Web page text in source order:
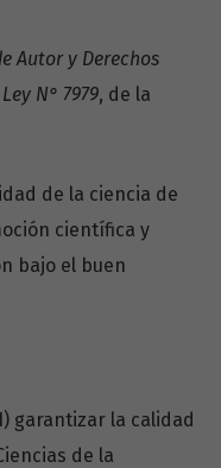
Autor y Derechos
N° 7979, de la
de la ciencia de
científica y
bajo el buen
garantizar la calidad
de la